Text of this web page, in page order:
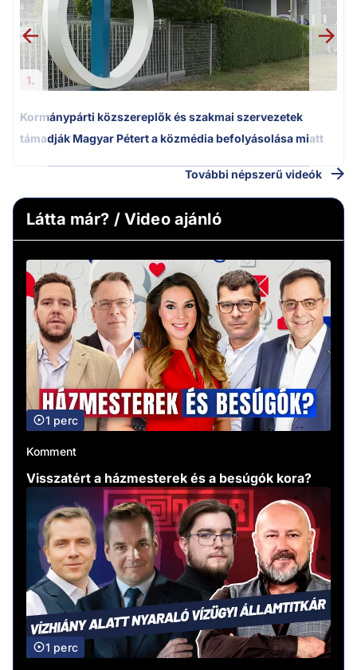
1.
Kormánypárti közszereplők és szakmai szervezetek
támadják Magyar Pétert a közmédia befolyásolása miatt
További népszerű videók
Látta már? / Video ajánló
1 perc
Komment
Visszatért a házmesterek és a besúgók kora?
1 perc